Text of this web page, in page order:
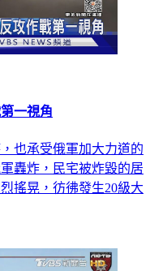
一視角
也承受俄軍加大力道的
轟炸，民宅被炸毀的居
搖晃，彷彿發生20級大